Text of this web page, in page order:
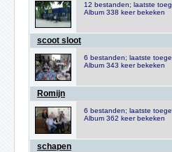
12 bestanden; laatste
Album 338 keer bekeken
scoot sloot
6 bestanden; laatste
Album 343 keer bekeken
Romijn
6 bestanden; laatste
Album 362 keer bekeken
schapen